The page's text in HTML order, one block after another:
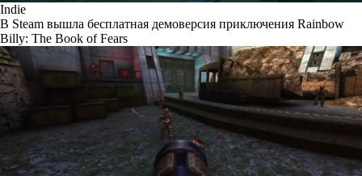
Indie
В Steam вышла бесплатная демоверсия приключения Rainbow
Billy: The Book of Fears